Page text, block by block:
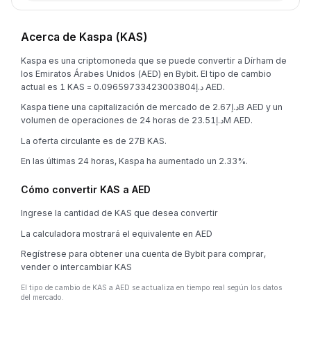
Acerca de Kaspa (KAS)
Kaspa es una criptomoneda que se puede convertir a Dírham de
los Emiratos Árabes Unidos (AED) en Bybit. El tipo de cambio
actual es 1 KAS = د.إ0.09659733423003804 AED.
Kaspa tiene una capitalización de mercado de د.إ2.67B AED y un
volumen de operaciones de 24 horas de د.إ23.51M AED.
La oferta circulante es de 27B KAS.
En las últimas 24 horas, Kaspa ha aumentado un 2.33%.
Cómo convertir KAS a AED
Ingrese la cantidad de KAS que desea convertir
La calculadora mostrará el equivalente en AED
Regístrese para obtener una cuenta de Bybit para comprar,
vender o intercambiar KAS
El tipo de cambio de KAS a AED se actualiza en tiempo real según los datos
del mercado.